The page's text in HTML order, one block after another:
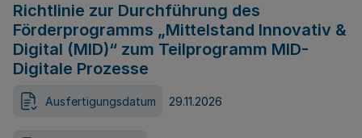
Richtlinie zur Durchführung des
Förderprogramms „Mittelstand Innovativ &
Digital (MID)“ zum Teilprogramm MID-
Digitale Prozesse
Ausfertigungsdatum 29.11.2026